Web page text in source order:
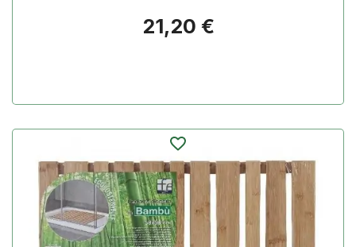
Prezzo
21,20 €